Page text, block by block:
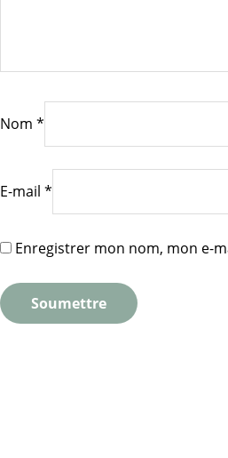
Nom*
E-mail*
Enregistrer mon nom, mon e-